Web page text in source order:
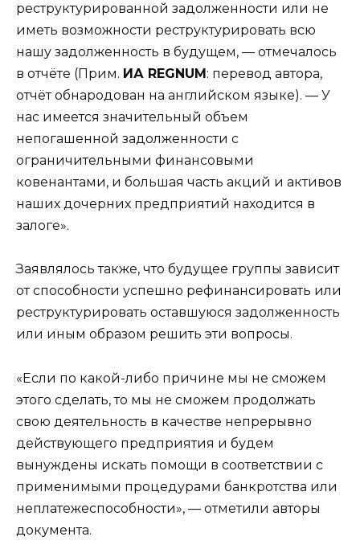
реструктурированной задолженности или не
иметь возможности реструктурировать всю
нашу задолженность в будущем, — отмечалось
в отчёте (Прим. ИА REGNUM : перевод автора,
отчёт обнародован на английском языке). — У
нас имеется значительный объем
непогашенной задолженности с
ограничительными финансовыми
ковенантами, и большая часть акций и активов
наших дочерних предприятий находится в
залоге».
Заявлялось также, что будущее группы зависит
от способности успешно рефинансировать или
реструктурировать оставшуюся задолженность
или иным образом решить эти вопросы.
«Если по какой-либо причине мы не сможем
этого сделать, то мы не сможем продолжать
свою деятельность в качестве непрерывно
действующего предприятия и будем
вынуждены искать помощи в соответствии с
применимыми процедурами банкротства или
неплатежеспособности», — отметили авторы
документа.